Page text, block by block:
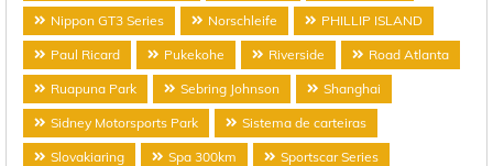
Nippon GT3 Series Norschleife PHILLIP ISLAND
Paul Ricard Pukekohe Riverside Road Atlanta
Ruapuna Park Sebring Johnson Shanghai
Sidney Motorsports Park Sistema de carteiras
Slovakiaring Spa 300km Sportscar Series